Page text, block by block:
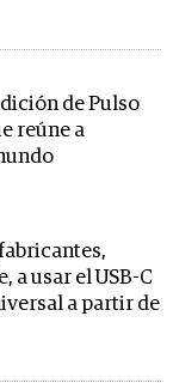
de Pulso
reúne a
a usar el USB-C
a partir de